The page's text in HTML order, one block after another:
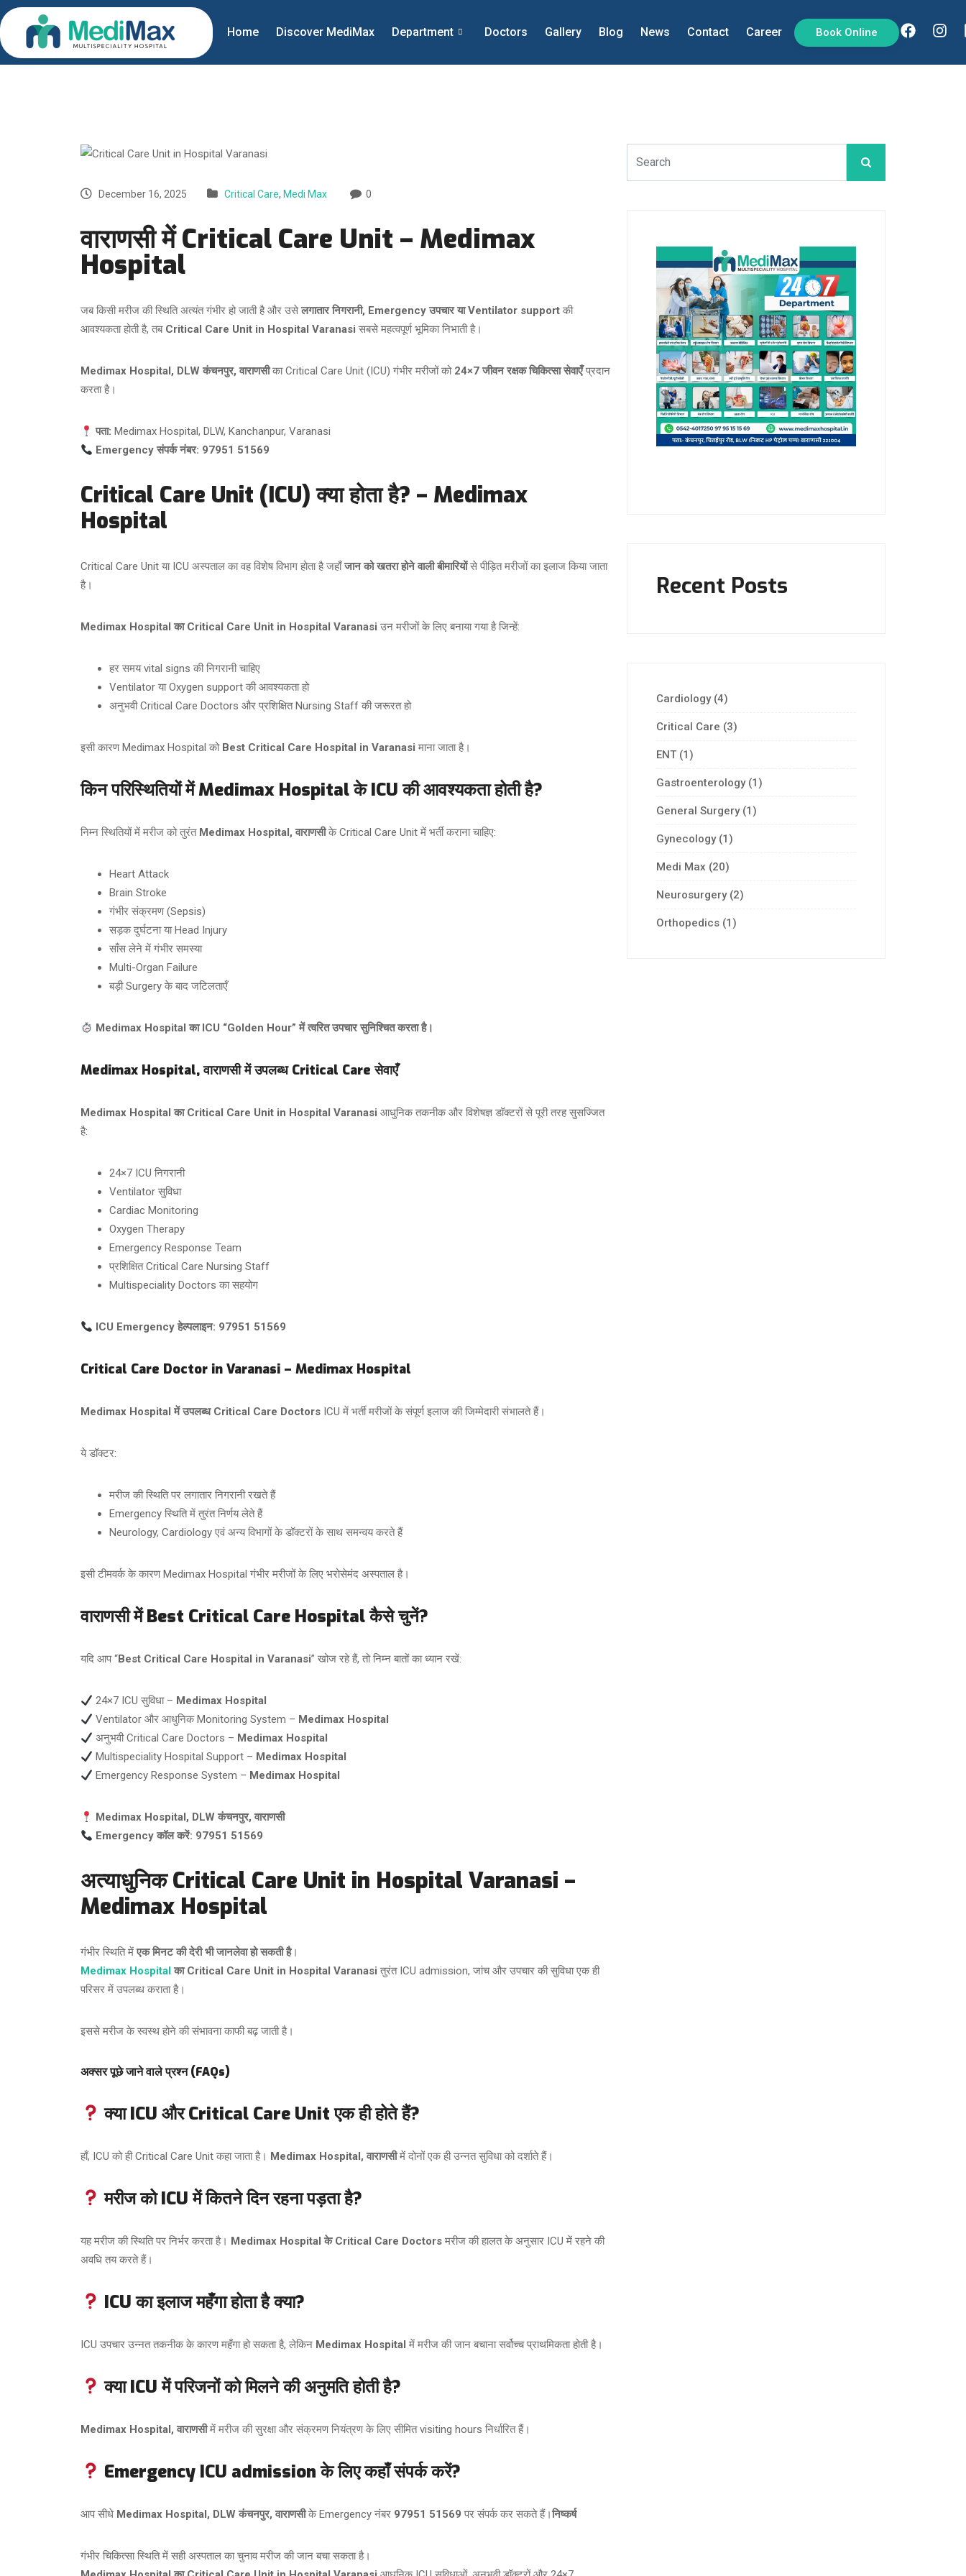
Home Discover MediMax Department Doctors Gallery Blog News Contact Career Book Online
December 16, 2025 Critical Care, Medi Max 0
वाराणसी में Critical Care Unit – Medimax
Hospital
जब किसी मरीज की स्थिति अत्यंत गंभीर हो जाती है और उसे लगातार निगरानी, Emergency उपचार या Ventilator support की
आवश्यकता होती है, तब Critical Care Unit in Hospital Varanasi सबसे महत्वपूर्ण भूमिका निभाती है।
Medimax Hospital, DLW कंचनपुर, वाराणसीका Critical Care Unit (ICU) गंभीर मरीजों को 24×7 जीवन रक्षक चिकित्सा सेवाएँप्रदान
करता है।
पता: Medimax Hospital, DLW, Kanchanpur, Varanasi
Emergency संपर्क नंबर: 97951 51569
Critical Care Unit (ICU) क्या होता है? – Medimax
Hospital
Critical Care Unit या ICU अस्पताल का वह विशेष विभाग होता है जहाँजान को खतरा होने वाली बीमारियोंसे पीड़ित मरीजों का इलाज किया जाता
है।
Medimax Hospital का Critical Care Unit in Hospital Varanasi उन मरीजों के लिए बनाया गया है जिन्हें:
हर समय vital signs की निगरानी चाहिए
Ventilator या Oxygen support की आवश्यकता हो
अनुभवी Critical Care Doctors और प्रशिक्षित Nursing Staff की जरूरत हो
इसी कारण Medimax Hospital को Best Critical Care Hospital in Varanasi माना जाता है।
किन परिस्थितियों में Medimax Hospital के ICU की आवश्यकता होती है?
निम्न स्थितियों में मरीज को तुरंत Medimax Hospital, वाराणसीके Critical Care Unit में भर्ती कराना चाहिए:
Heart Attack
Brain Stroke
गंभीर संक्रमण (Sepsis)
सड़क दुर्घटना या Head Injury
साँस लेने में गंभीर समस्या
Multi-Organ Failure
बड़ी Surgery के बाद जटिलताएँ
Medimax Hospital का ICU “Golden Hour” में त्वरित उपचार सुनिश्चित करता है।
Medimax Hospital, वाराणसी में उपलब्ध Critical Care सेवाएँ
Medimax Hospital का Critical Care Unit in Hospital Varanasi आधुनिक तकनीक और विशेषज्ञ डॉक्टरों से पूरी तरह सुसज्जित
है:
24×7 ICU निगरानी
Ventilator सुविधा
Cardiac Monitoring
Oxygen Therapy
Emergency Response Team
प्रशिक्षित Critical Care Nursing Staff
Multispeciality Doctors का सहयोग
ICU Emergency हेल्पलाइन: 97951 51569
Critical Care Doctor in Varanasi – Medimax Hospital
Medimax Hospital में उपलब्ध Critical Care Doctors ICU में भर्ती मरीजों के संपूर्ण इलाज की जिम्मेदारी संभालते हैं।
ये डॉक्टर:
मरीज की स्थिति पर लगातार निगरानी रखते हैं
Emergency स्थिति में तुरंत निर्णय लेते हैं
Neurology, Cardiology एवं अन्य विभागों के डॉक्टरों के साथ समन्वय करते हैं
इसी टीमवर्क के कारण Medimax Hospital गंभीर मरीजों के लिए भरोसेमंद अस्पताल है।
वाराणसी में Best Critical Care Hospital कैसे चुनें?
यदि आप “Best Critical Care Hospital in Varanasi” खोज रहे हैं, तो निम्न बातों का ध्यान रखें:
24×7 ICU सुविधा – Medimax Hospital
Ventilator और आधुनिक Monitoring System – Medimax Hospital
अनुभवी Critical Care Doctors – Medimax Hospital
Multispeciality Hospital Support – Medimax Hospital
Emergency Response System – Medimax Hospital
Medimax Hospital, DLW कंचनपुर, वाराणसी
Emergency कॉल करें: 97951 51569
अत्याधुनिक Critical Care Unit in Hospital Varanasi –
Medimax Hospital
गंभीर स्थिति में एक मिनट की देरी भी जानलेवा हो सकती है।
Medimax Hospital का Critical Care Unit in Hospital Varanasi तुरंत ICU admission, जांच और उपचार की सुविधा एक ही
परिसर में उपलब्ध कराता है।
इससे मरीज के स्वस्थ होने की संभावना काफी बढ़ जाती है।
अक्सर पूछे जाने वाले प्रश्न (FAQs)
क्या ICU और Critical Care Unit एक ही होते हैं?
हाँ, ICU को ही Critical Care Unit कहा जाता है। Medimax Hospital, वाराणसीमें दोनों एक ही उन्नत सुविधा को दर्शाते हैं।
मरीज को ICU में कितने दिन रहना पड़ता है?
यह मरीज की स्थिति पर निर्भर करता है। Medimax Hospital के Critical Care Doctors मरीज की हालत के अनुसार ICU में रहने की
अवधि तय करते हैं।
ICU का इलाज महँगा होता है क्या?
ICU उपचार उन्नत तकनीक के कारण महँगा हो सकता है, लेकिन Medimax Hospital में मरीज की जान बचाना सर्वोच्च प्राथमिकता होती है।
क्या ICU में परिजनों को मिलने की अनुमति होती है?
Medimax Hospital, वाराणसीमें मरीज की सुरक्षा और संक्रमण नियंत्रण के लिए सीमित visiting hours निर्धारित हैं।
Emergency ICU admission के लिए कहाँ संपर्क करें?
आप सीधे Medimax Hospital, DLW कंचनपुर, वाराणसीके Emergency नंबर 97951 51569 पर संपर्क कर सकते हैं।निष्कर्ष
गंभीर चिकित्सा स्थिति में सही अस्पताल का चुनाव मरीज की जान बचा सकता है।
Recent Posts
Cardiology(4)
Critical Care (3)
ENT (1)
Gastroenterology(1)
General Surgery(1)
Gynecology(1)
Medi Max (20)
Neurosurgery(2)
Orthopedics (1)